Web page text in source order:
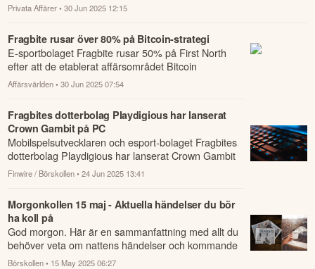
Privata Affärer • 30 Jun 2025 12:15
Fragbite rusar över 80% på Bitcoin-strategi
E-sportbolaget Fragbite rusar 50% på First North
efter att de etablerat affärsområdet Bitcoin
Treasury.
Affärsvärlden • 30 Jun 2025 07:54
Fragbites dotterbolag Playdigious har lanserat
Crown Gambit på PC
Mobilspelsutvecklaren och esport-bolaget Fragbites
dotterbolag Playdigious har lanserat Crown Gambit
på PC via den globala distributionsplat...
Finwire / Börskollen • 24 Jun 2025 13:41
Morgonkollen 15 maj - Aktuella händelser du bör
ha koll på
God morgon. Här är en sammanfattning med allt du
behöver veta om nattens händelser och kommande
dagens viktigaste händelser på börsen.
Börskollen • 15 May 2025 06:27